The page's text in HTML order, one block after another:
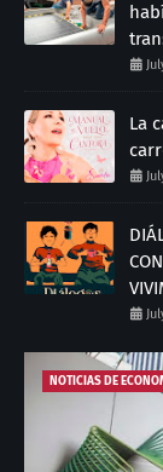
La
NOTICIAS DE